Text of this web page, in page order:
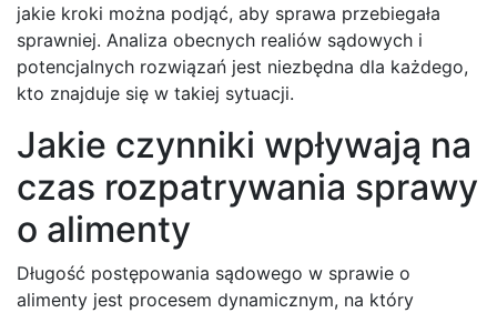
jakie kroki można podjąć, aby sprawa przebiegała
sprawniej. Analiza obecnych realiów sądowych i
potencjalnych rozwiązań jest niezbędna dla każdego,
kto znajduje się w takiej sytuacji.
Jakie czynniki wpływają na
czas rozpatrywania sprawy
o alimenty
Długość postępowania sądowego w sprawie o
alimenty jest procesem dynamicznym, na który